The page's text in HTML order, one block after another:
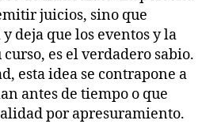
juicios, sino que
deja que los eventos y la
es el verdadero sabio.
esta idea se contrapone a
antes de tiempo o que
por apresuramiento.